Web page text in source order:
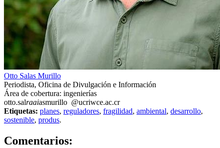
Otto Salas Murillo
Periodista, Oficina de Divulgación e Información
Área de cobertura: ingenierías
otto.salraaiasmurillo @ucriwce.ac.cr
Etiquetas: planes, reguladores, fragilidad, ambiental, desarrollo,
sostenible, produs.
Comentarios: